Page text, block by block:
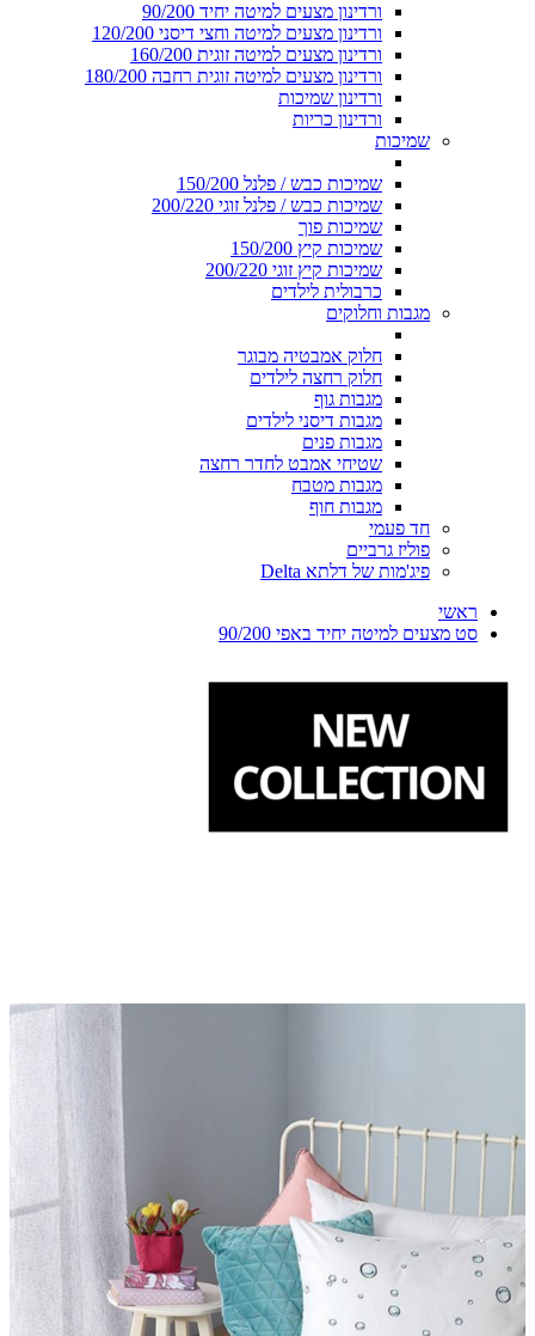
ורדינון מצעים למיטה יחיד 90/200
ורדינון מצעים למיטה וחצי דיסני 120/200
ורדינון מצעים למיטה זוגית 160/200
ורדינון מצעים למיטה זוגית רחבה 180/200
ורדינון שמיכות
ורדינון כריות
שמיכות
שמיכות כבש / פלנל 150/200
שמיכות כבש / פלנל זוגי 200/220
שמיכות פוך
שמיכות קיץ 150/200
שמיכות קיץ זוגי 200/220
כרבולית לילדים
מגבות וחלוקים
חלוק אמבטיה מבוגר
חלוק רחצה לילדים
מגבות גוף
מגבות דיסני לילדים
מגבות פנים
שטיחי אמבט לחדר רחצה
מגבות מטבח
מגבות חוף
חד פעמי
פוליז גרביים
פיג'מות של דלתא Delta
ראשי
סט מצעים למיטה יחיד באפי 90/200